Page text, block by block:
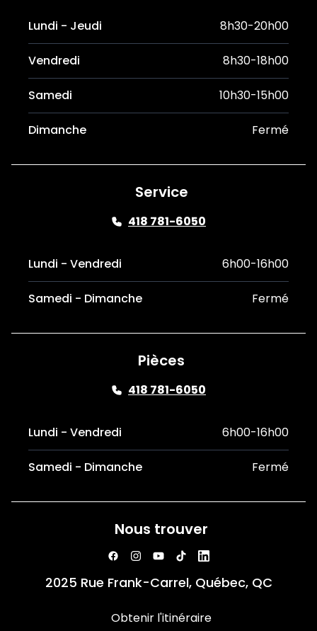
Lundi - Jeudi 8h30-20h00
Vendredi 8h30-18h00
Samedi 10h30-15h00
Dimanche Fermé
Service
418 781-6050
Lundi - Vendredi 6h00-16h00
Samedi - Dimanche Fermé
Pièces
418 781-6050
Lundi - Vendredi 6h00-16h00
Samedi - Dimanche Fermé
Nous trouver
2025 Rue Frank-Carrel, Québec, QC
Obtenir l'itinéraire